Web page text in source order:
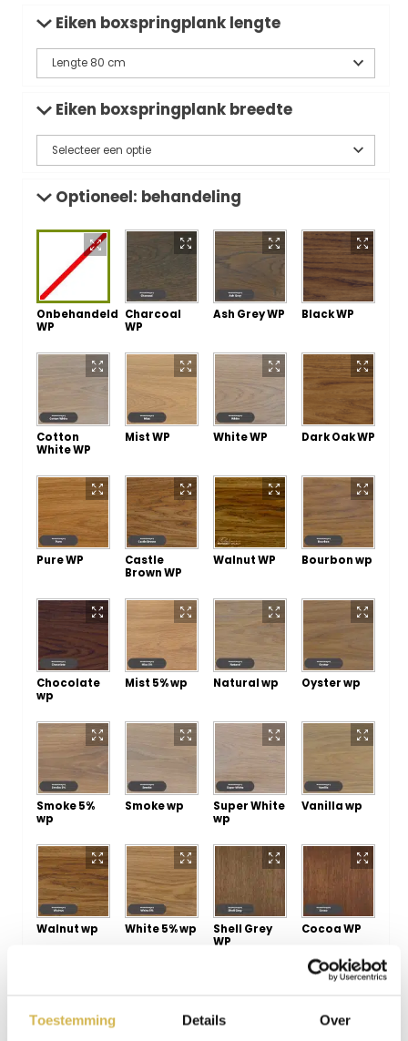
Toestemming Details Over
Eiken boxspringplank lengte
Eiken boxspringplank breedte
Optioneel: behandeling
Onbehandeld
WP
Charcoal
WP
Ash Grey WP Black WP
Cotton
White WP
Mist WP White WP Dark Oak WP
Pure WP
Castle
Brown WP
Walnut WP Bourbon wp
Chocolate
wp
Mist 5% wp Natural wp Oyster wp
Smoke 5%
wp
Smoke wp
Super White
wp
Vanilla wp
Walnut wp White 5% wp
Shell Grey
WP
Cocoa WP